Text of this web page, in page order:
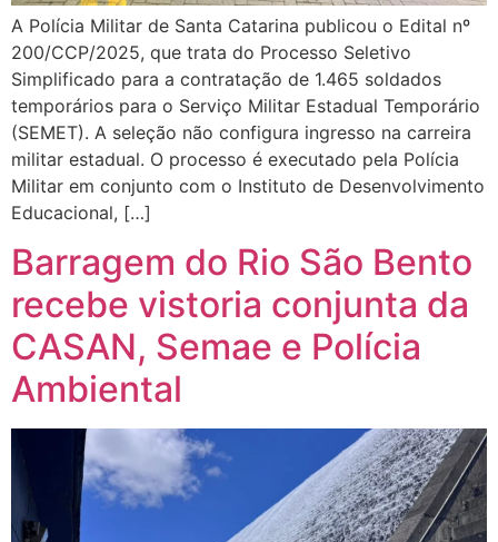
A Polícia Militar de Santa Catarina publicou o Edital nº
200/CCP/2025, que trata do Processo Seletivo
Simplificado para a contratação de 1.465 soldados
temporários para o Serviço Militar Estadual Temporário
(SEMET). A seleção não configura ingresso na carreira
militar estadual. O processo é executado pela Polícia
Militar em conjunto com o Instituto de Desenvolvimento
Educacional, […]
Barragem do Rio São Bento
recebe vistoria conjunta da
CASAN, Semae e Polícia
Ambiental